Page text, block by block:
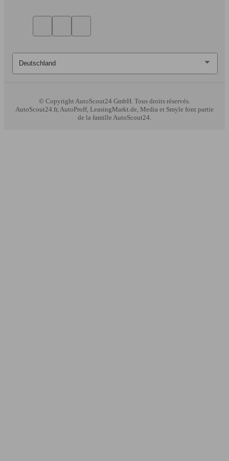
© Copyright AutoScout24 GmbH. Tous droits réservés.
AutoScout24.fr, AutoProff, LeasingMarkt.de, Media et Smyle font partie
de la famille AutoScout24.